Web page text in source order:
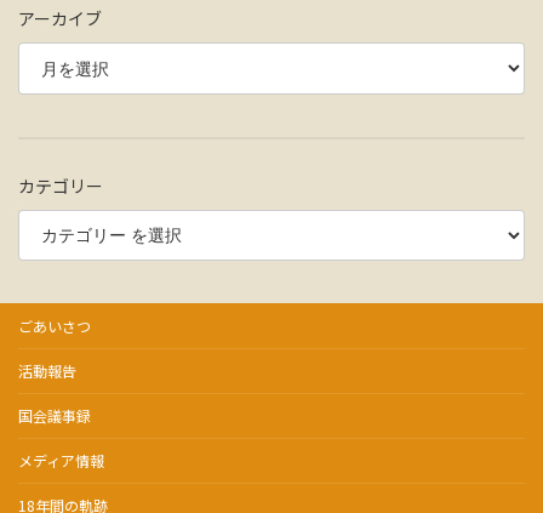
アーカイブ
カテゴリー
ごあいさつ
活動報告
国会議事録
メディア情報
18年間の軌跡